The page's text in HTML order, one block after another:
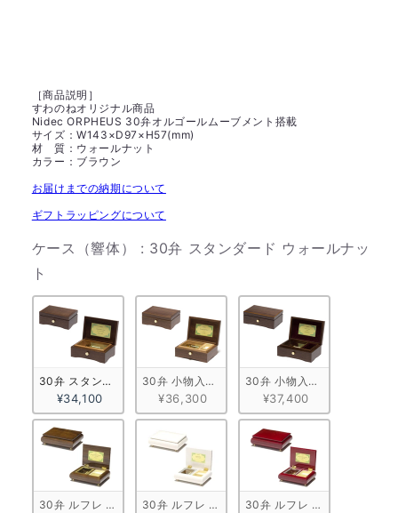
［商品説明］
すわのねオリジナル商品
Nidec ORPHEUS 30弁オルゴールムーブメント搭載
サイズ：W143×D97×H57(mm)
材 質：ウォールナット
カラー：ブラウン
お届けまでの納期について
ギフトラッピングについて
ケース（響体） : 30弁 スタンダード ウォールナッ
ト
30弁 スタンダード ウォールナット
¥34,100
30弁 小物入れ付きA ウォールナット
¥36,300
30弁 小物入れ付きB ウォー
¥37,400
30弁 ルフレ ウォールナット ブラウン
30弁 ルフレ メープル ホワイト30弁 ルフレ メープル ワイン